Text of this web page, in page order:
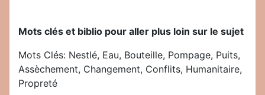
Mots clés et biblio pour aller plus loin sur le sujet
Mots Clés: Nestlé, Eau, Bouteille, Pompage, Puits,
Assèchement, Changement, Conflits, Humanitaire,
Propreté